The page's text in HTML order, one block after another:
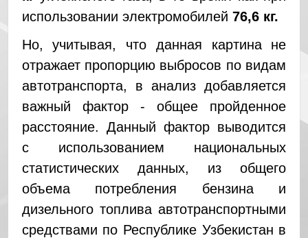
использовании электромобилей 76,6 кг.
Но, учитывая, что данная картина не
отражает пропорцию выбросов по видам
автотранспорта, в анализ добавляется
важный фактор - общее пройденное
расстояние. Данный фактор выводится
с использованием национальных
статистических данных, из общего
объема потребления бензина и
дизельного топлива автотранспортными
средствами по Республике Узбекистан в